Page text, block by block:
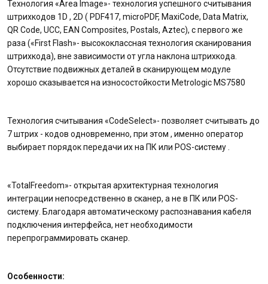
Технология «Area Image»- технология успешного считывания
штрихкодов 1D , 2D ( PDF417, microPDF, MaxiCode, Data Matrix,
QR Code, UCC, EAN Composites, Postals, Aztec), с первого же
раза («First Flash»- высококлассная технология сканирования
штрихкода), вне зависимости от угла наклона штрихкода.
Отсутствие подвижных деталей в сканирующем модуле
хорошо сказывается на износостойкости Metrologic MS7580
Технология считывания «CodeSelect»- позволяет считывать до
7 штрих - кодов одновременно, при этом , именно оператор
выбирает порядок передачи их на ПК или POS-систему .
«TotalFreedom»- открытая архитектурная технология
интеграции непосредственно в сканер, а не в ПК или POS-
систему. Благодаря автоматическому распознавания кабеля
подключения интерфейса, нет необходимости
перепрограммировать сканер.
Особенности: